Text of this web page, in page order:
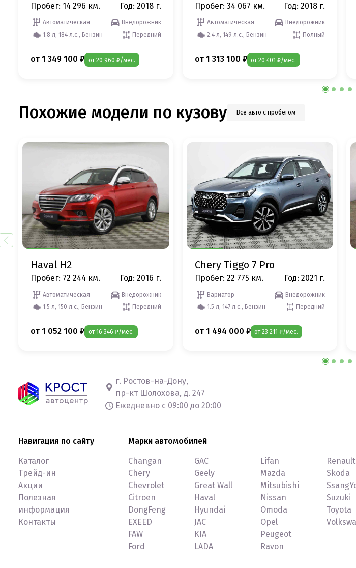
Пробег: 14 296 км. Год: 2018 г.
Автоматическая
Внедорожник
1.8 л, 184 л.с., Бензин
Передний
от 1 349 100 ₽ от 20 960 ₽/мес.
Пробег: 34 067 км. Год: 2018 г.
Автоматическая
Внедорожник
2.4 л, 149 л.с., Бензин
Полный
от 1 313 100 ₽ от 20 401 ₽/мес.
Похожие модели по кузову Все авто с пробегом
Haval H2
Пробег: 72 244 км. Год: 2016 г.
Автоматическая
Внедорожник
1.5 л, 150 л.с., Бензин
Передний
от 1 052 100 ₽ от 16 346 ₽/мес.
Chery Tiggo 7 Pro
Пробег: 22 775 км. Год: 2021 г.
Вариатор
Внедорожник
1.5 л, 147 л.с., Бензин
Передний
от 1 494 000 ₽ от 23 211 ₽/мес.
г. Ростов-на-Дону,
пр-кт Шолохова, д. 247
Ежедневно с 09:00 до 20:00
Навигация по сайту
Каталог
Трейд-ин
Акции
Полезная
информация
Контакты
Марки автомобилей
Changan
Chery
Chevrolet
Citroen
DongFeng
EXEED
FAW
Ford
GAC
Geely
Great Wall
Haval
Hyundai
JAC
KIA
LADA
Lifan
Mazda
Mitsubishi
Nissan
Omoda
Opel
Peugeot
Ravon
Renault
Skoda
Suzuki
Toyota